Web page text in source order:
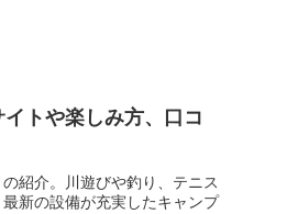
トや楽しみ方、口コ
紹介。川遊びや釣り、テニス
新の設備が充実したキャンプ